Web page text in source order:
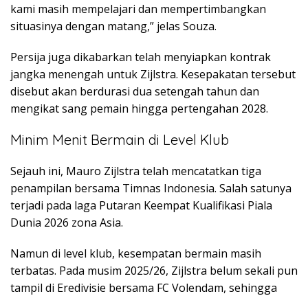
kami masih mempelajari dan mempertimbangkan
situasinya dengan matang,” jelas Souza.
Persija juga dikabarkan telah menyiapkan kontrak
jangka menengah untuk Zijlstra. Kesepakatan tersebut
disebut akan berdurasi dua setengah tahun dan
mengikat sang pemain hingga pertengahan 2028.
Minim Menit Bermain di Level Klub
Sejauh ini, Mauro Zijlstra telah mencatatkan tiga
penampilan bersama Timnas Indonesia. Salah satunya
terjadi pada laga Putaran Keempat Kualifikasi Piala
Dunia 2026 zona Asia.
Namun di level klub, kesempatan bermain masih
terbatas. Pada musim 2025/26, Zijlstra belum sekali pun
tampil di Eredivisie bersama FC Volendam, sehingga